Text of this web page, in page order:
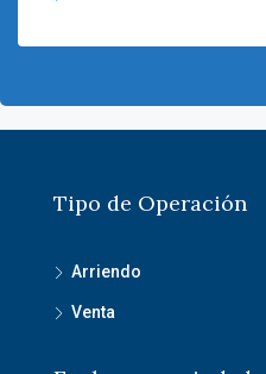
Tipo de Operación
Arriendo
Venta